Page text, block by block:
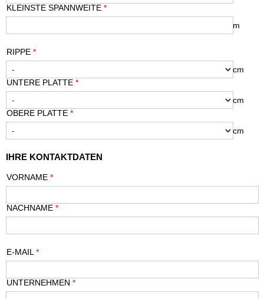
KLEINSTE SPANNWEITE *
m
RIPPE *
cm
UNTERE PLATTE *
cm
OBERE PLATTE *
cm
IHRE KONTAKTDATEN
VORNAME *
NACHNAME *
E-MAIL *
UNTERNEHMEN *